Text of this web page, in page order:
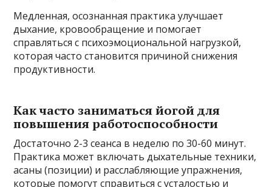
Медленная, осознанная практика улучшает
дыхание, кровообращение и помогает
справляться с психоэмоциональной нагрузкой,
которая часто становится причиной снижения
продуктивности.
Как часто заниматься йогой для
повышения работоспособности
Достаточно 2-3 сеанса в неделю по 30-60 минут.
Практика может включать дыхательные техники,
асаны (позиции) и расслабляющие упражнения,
которые помогут справиться с усталостью и